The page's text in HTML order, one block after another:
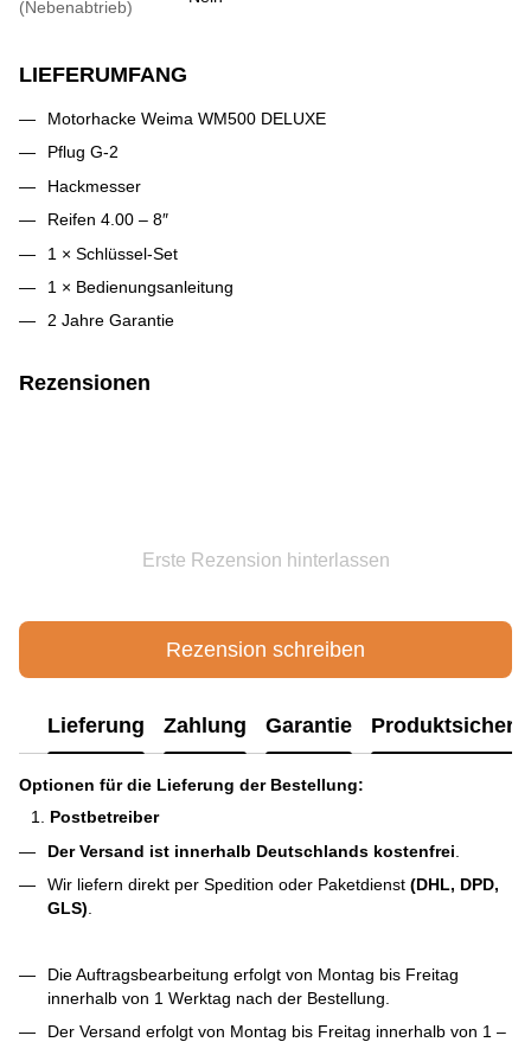
(Nebenabtrieb)
LIEFERUMFANG
Motorhacke Weima WM500 DELUXE
Pflug G-2
Hackmesser
Reifen 4.00 – 8″
1 × Schlüssel-Set
1 × Bedienungsanleitung
2 Jahre Garantie
Rezensionen
Erste Rezension hinterlassen
Rezension schreiben
Lieferung Zahlung Garantie
Optionen für die Lieferung der Bestellung:
Postbetreiber
Der Versand ist innerhalb Deutschlands kostenfrei
Wir liefern direkt per Spedition oder Paketdienst (DHL, DPD,
GLS)
Die Auftragsbearbeitung erfolgt von Montag bis Freitag
innerhalb von 1 Werktag nach der Bestellung.
Der Versand erfolgt von Montag bis Freitag innerhalb von 1 –